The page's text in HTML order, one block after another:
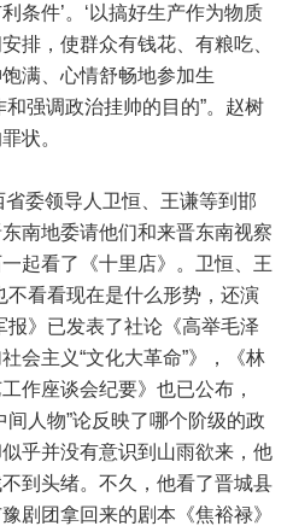
条件’。‘以搞好生产作为物质
排，使群众有钱花、有粮吃、
满、心情舒畅地参加生
强调政治挂帅的目的”。赵树
状。
领导人卫恒、王谦等到邯
南地委请他们和来晋东南视察
起看了《十里店》。卫恒、王
不看看现在是什么形势，还演
报》已发表了社论《高举毛泽
会主义“文化大革命”》，《林
作座谈会纪要》也已公布，
间人物”论反映了哪个阶级的政
乎并没有意识到山雨欲来，他
到头绪。不久，他看了晋城县
剧团拿回来的剧本《焦裕禄》